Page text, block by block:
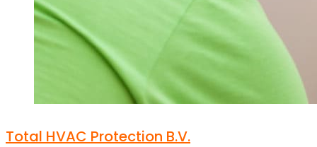
Total HVAC Protection B.V.